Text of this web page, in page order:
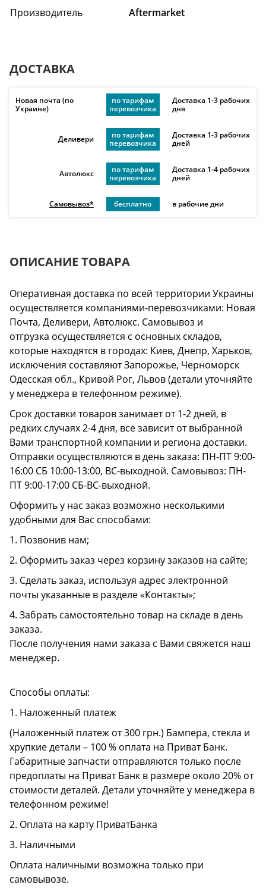
Производитель
Aftermarket
ДОСТАВКА
Новая почта (по
Украине)
по тарифам
перевозчика
Доставка 1-3 рабочих
дня
Деливери
по тарифам
перевозчика
Доставка 1-3 рабочих
дней
Автолюкс
по тарифам
перевозчика
Доставка 1-4 рабочих
дней
Самовывоз* бесплатно в рабочие дни
ОПИСАНИЕ ТОВАРА
Оперативная доставка по всей территории Украины
осуществляется компаниями-перевозчиками: Новая
Почта, Деливери, Автолюкс. Самовывоз и
отгрузка осуществляется с основных складов,
которые находятся в городах: Киев, Днепр, Харьков,
исключения составляют Запорожье, Черноморск
Одесская обл., Кривой Рог, Львов (детали уточняйте
у менеджера в телефонном режиме).
Срок доставки товаров занимает от 1-2 дней, в
редких случаях 2-4 дня, все зависит от выбранной
Вами транспортной компании и региона доставки.
Отправки осуществляются в день заказа: ПН-ПТ 9:00-
16:00 СБ 10:00-13:00, ВС-выходной. Самовывоз: ПН-
ПТ 9:00-17:00 СБ-ВС-выходной.
Оформить у нас заказ возможно несколькими
удобными для Вас способами:
1. Позвонив нам;
2. Оформить заказ через корзину заказов на сайте;
3. Сделать заказ, используя адрес электронной
почты указанные в разделе «Контакты»;
4. Забрать самостоятельно товар на складе в день
заказа.
После получения нами заказа с Вами свяжется наш
менеджер.
Способы оплаты:
1. Наложенный платеж
(Наложенный платеж от 300 грн.) Бампера, стекла и
хрупкие детали – 100 % оплата на Приват Банк.
Габаритные запчасти отправляются только после
предоплаты на Приват Банк в размере около 20% от
стоимости деталей. Детали уточняйте у менеджера в
телефонном режиме!
2. Оплата на карту ПриватБанка
3. Наличными
Оплата наличными возможна только при
самовывозе.